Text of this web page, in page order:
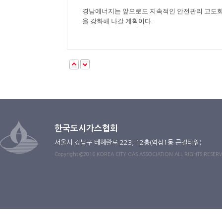
경남에너지는 앞으로도 지속적인 안전관리 고도
을 강화해 나갈 계획이다.
한국도시가스협회
서울시 강남구 테헤란로 223, 12층(역삼1동 큰길타워)
Copyright ©2016 KOREA CITY GAS ASSOCIATION ALL RIGHTS